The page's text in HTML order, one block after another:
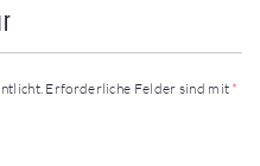
Erforderliche Felder sind mit *